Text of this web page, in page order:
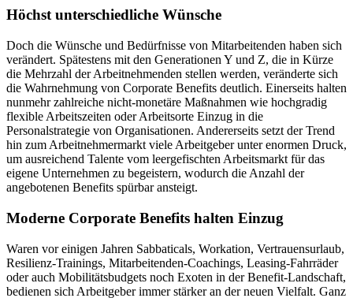
Höchst unterschiedliche Wünsche
Doch die Wünsche und Bedürfnisse von Mitarbeitenden haben sich
verändert. Spätestens mit den Generationen Y und Z, die in Kürze
die Mehrzahl der Arbeitnehmenden stellen werden, veränderte sich
die Wahrnehmung von Corporate Benefits deutlich. Einerseits halten
nunmehr zahlreiche nicht-monetäre Maßnahmen wie hochgradig
flexible Arbeitszeiten oder Arbeitsorte Einzug in die
Personalstrategie von Organisationen. Andererseits setzt der Trend
hin zum Arbeitnehmermarkt viele Arbeitgeber unter enormen Druck,
um ausreichend Talente vom leergefischten Arbeitsmarkt für das
eigene Unternehmen zu begeistern, wodurch die Anzahl der
angebotenen Benefits spürbar ansteigt.
Moderne Corporate Benefits halten Einzug
Waren vor einigen Jahren Sabbaticals, Workation, Vertrauensurlaub,
Resilienz-Trainings, Mitarbeitenden-Coachings, Leasing-Fahrräder
oder auch Mobilitätsbudgets noch Exoten in der Benefit-Landschaft,
bedienen sich Arbeitgeber immer stärker an der neuen Vielfalt. Ganz